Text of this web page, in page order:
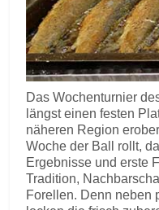
Das Wochenturnier
längst einen festen
näheren Region
Woche der Ball rollt,
Ergebnisse und erste
Tradition,
Forellen. Denn neben